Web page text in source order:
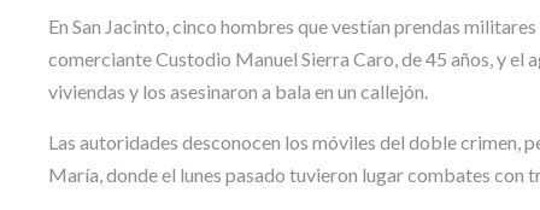
En San Jacinto, cinco hombres que vestían prendas
comerciante Custodio Manuel Sierra Caro, de 45 años, y el
viviendas y los asesinaron a bala en un callejón.
Las autoridades desconocen los móviles del doble crimen,
María, donde el lunes pasado tuvieron lugar combates con